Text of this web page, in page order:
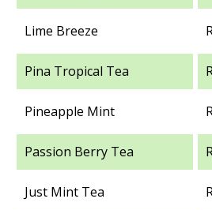
Lime Breeze
Pina Tropical Tea
Pineapple Mint
Passion Berry Tea
Just Mint Tea